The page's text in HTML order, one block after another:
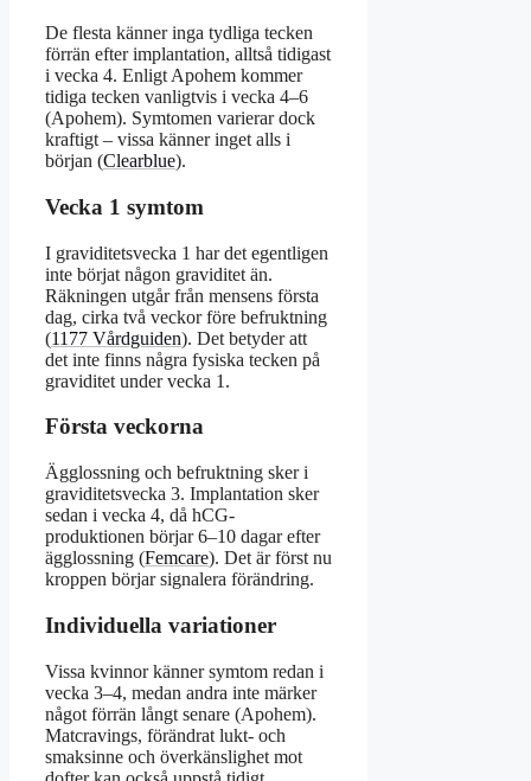
De flesta känner inga tydliga tecken
förrän efter implantation, alltså tidigast
i vecka 4. Enligt Apohem kommer
tidiga tecken vanligtvis i vecka 4–6
(Apohem). Symtomen varierar dock
kraftigt – vissa känner inget alls i
början (Clearblue).
Vecka 1 symtom
I graviditetsvecka 1 har det egentligen
inte börjat någon graviditet än.
Räkningen utgår från mensens första
dag, cirka två veckor före befruktning
(1177 Vårdguiden). Det betyder att
det inte finns några fysiska tecken på
graviditet under vecka 1.
Första veckorna
Ägglossning och befruktning sker i
graviditetsvecka 3. Implantation sker
sedan i vecka 4, då hCG-
produktionen börjar 6–10 dagar efter
ägglossning (Femcare). Det är först nu
kroppen börjar signalera förändring.
Individuella variationer
Vissa kvinnor känner symtom redan i
vecka 3–4, medan andra inte märker
något förrän långt senare (Apohem).
Matcravings, förändrat lukt- och
smaksinne och överkänslighet mot